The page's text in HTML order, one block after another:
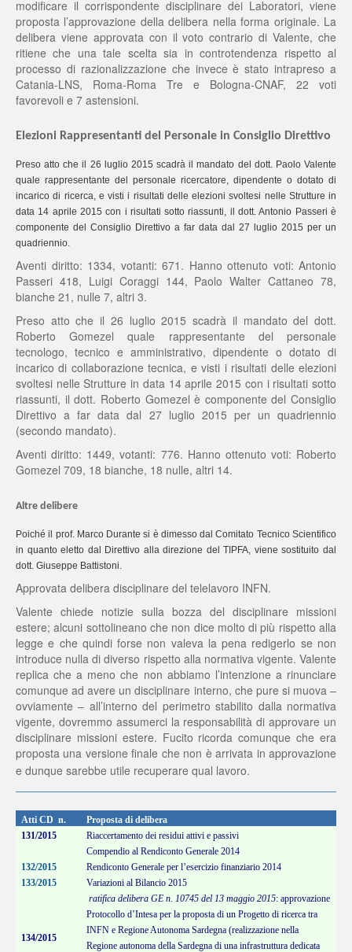
modificare il corrispondente disciplinare dei Laboratori, viene
proposta l’approvazione della delibera nella forma originale. La
delibera viene approvata con il voto contrario di Valente, che
ritiene che una tale scelta sia in controtendenza rispetto al
processo di razionalizzazione che invece è stato intrapreso a
Catania-LNS, Roma-Roma Tre e Bologna-CNAF, 22 voti
favorevoli e 7 astensioni.
Elezioni Rappresentanti del Personale in Consiglio Direttivo
Preso atto che il 26 luglio 2015 scadrà il mandato del dott. Paolo Valente
quale rappresentante del personale ricercatore, dipendente o dotato di
incarico di ricerca, e visti i risultati delle elezioni svoltesi nelle Strutture in
data 14 aprile 2015 con i risultati sotto riassunti, il dott. Antonio Passeri è
componente del Consiglio Direttivo a far data dal 27 luglio 2015 per un
quadriennio.
Aventi diritto: 1334, votanti: 671. Hanno ottenuto voti: Antonio
Passeri 418, Luigi Coraggi 144, Paolo Walter Cattaneo 78,
bianche 21, nulle 7, altri 3.
Preso atto che il 26 luglio 2015 scadrà il mandato del dott.
Roberto Gomezel quale rappresentante del personale
tecnologo, tecnico e amministrativo, dipendente o dotato di
incarico di collaborazione tecnica, e visti i risultati delle elezioni
svoltesi nelle Strutture in data 14 aprile 2015 con i risultati sotto
riassunti, il dott. Roberto Gomezel è componente del Consiglio
Direttivo a far data dal 27 luglio 2015 per un quadriennio
(secondo mandato).
Aventi diritto: 1449, votanti: 776. Hanno ottenuto voti: Roberto
Gomezel 709, 18 bianche, 18 nulle, altri 14.
Altre delibere
Poiché il prof. Marco Durante si è dimesso dal Comitato Tecnico Scientifico
in quanto eletto dal Direttivo alla direzione del TIPFA, viene sostituito dal
dott. Giuseppe Battistoni.
Approvata delibera disciplinare del telelavoro INFN.
Valente chiede notizie sulla bozza del disciplinare missioni
estere; alcuni sottolineano che non dice molto di più rispetto alla
legge e che quindi forse non valeva la pena redigerlo se non
introduce nulla di diverso rispetto alla normativa vigente. Valente
replica che a meno che non abbiamo l’intenzione a rinunciare
comunque ad avere un disciplinare interno, che pure si muova –
ovviamente – all’interno del perimetro stabilito dalla normativa
vigente, dovremmo assumerci la responsabilità di approvare un
disciplinare missioni estere. Fucito ricorda comunque che era
proposta una versione finale che non è arrivata in approvazione
e dunque sarebbe utile recuperare qual lavoro.
Atti CD n.
Proposta di delibera
131/2015
Riaccertamento dei residui attivi e passivi
Compendio al Rendiconto Generale 2014
132/2015
Rendiconto Generale per l’esercizio finanziario 2014
133/2015
Variazioni al Bilancio 2015
134/2015
ratifica delibera GE n. 10745 del 13 maggio 2015: approvazione
Protocollo d’Intesa per la proposta di un Progetto di ricerca tra
INFN e Regione Autonoma Sardegna (realizzazione nella
Regione autonoma della Sardegna di una infrastruttura dedicata